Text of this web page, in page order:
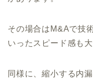
その場合はM&Aで技
いったスピード感も大
同様に、縮小する内